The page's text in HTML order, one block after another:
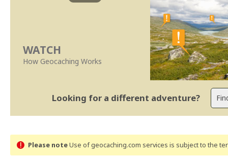
WATCH
How Geocaching Works
Looking for a different adventure?
Please noteUse of geocaching.com services is subject to the